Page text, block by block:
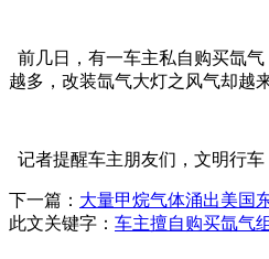
前几日，有一车主私自购买氙
越多，改装氙气大灯之风气却越
记者提醒车主朋友们，文明行
下一篇： 大量甲烷气体涌出美国
此文关键字： 车主擅自购买氙气